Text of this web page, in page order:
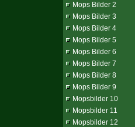
Mops Bilder 2
Mops Bilder 3
Mops Bilder 4
Mops Bilder 5
Mops Bilder 6
Mops Bilder 7
Mops Bilder 8
Mops Bilder 9
Mopsbilder 10
Mopsbilder 11
Mopsbilder 12